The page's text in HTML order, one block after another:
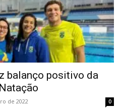
balanço positivo da
de 2022 0